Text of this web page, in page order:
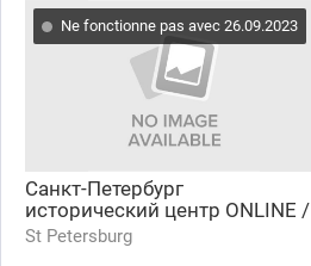
Ne fonctionne pas avec 26.09.2023
Санкт-Петербург
исторический центр ONLINE /
Saint Petersburg historical
center ONLINЕ
St Petersburg